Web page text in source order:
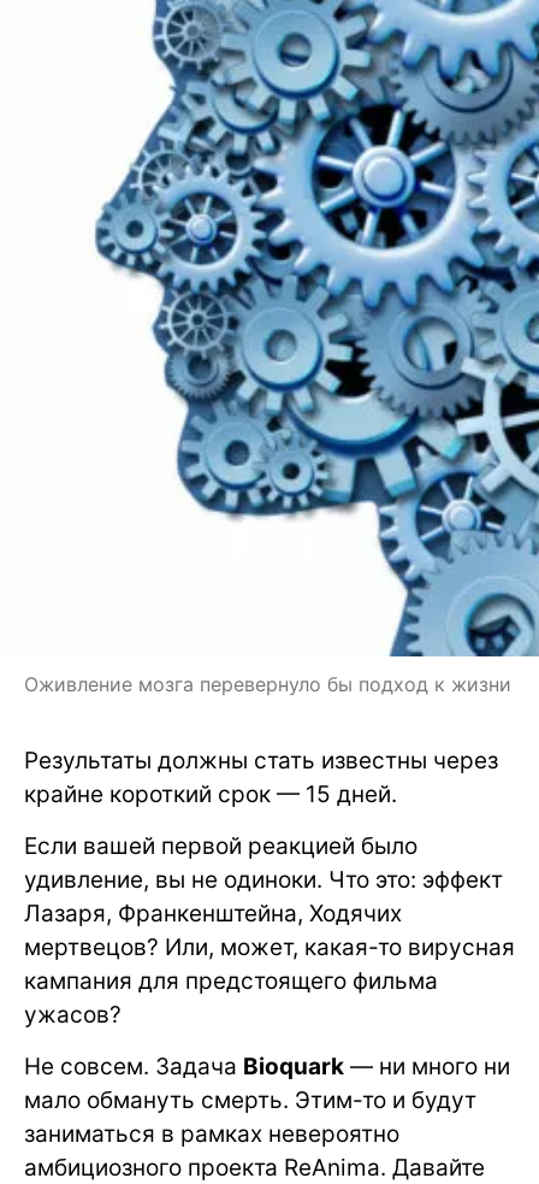
Оживление мозга перевернуло бы подход к жизни
Результаты должны стать известны через
крайне короткий срок — 15 дней.
Если вашей первой реакцией было
удивление, вы не одиноки. Что это: эффект
Лазаря, Франкенштейна, Ходячих
мертвецов? Или, может, какая-то вирусная
кампания для предстоящего фильма
ужасов?
Не совсем. Задача Bioquark — ни много ни
мало обмануть смерть. Этим-то и будут
заниматься в рамках невероятно
амбициозного проекта ReAnima. Давайте